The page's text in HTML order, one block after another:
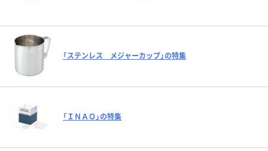
「ステンレス メジャーカップ」の特集
「ＩＮＡＯ」の特集